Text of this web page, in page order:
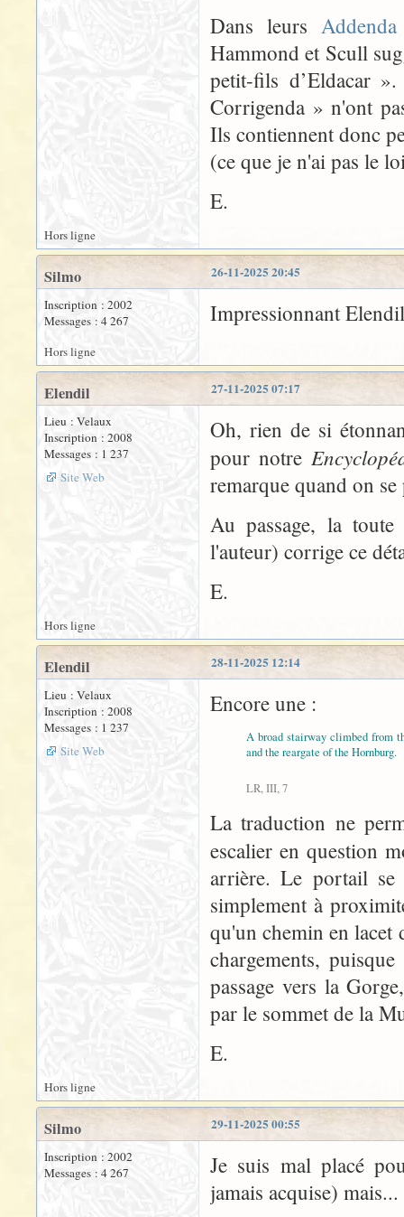
Dans leurs
Hammond et Scull
petit-fils d’Eldacar
Corrigenda » n'ont
Ils contiennent donc
(ce que je n'ai pas le
E.
Hors ligne
26-11-2025 20:45
Silmo
Inscription : 2002
Messages : 4 267
Impressionnant
Hors ligne
27-11-2025 07:17
Elendil
Lieu : Velaux
Inscription : 2008
Messages : 1 237
Site Web
Oh, rien de si
pour notre
remarque quand on
Au passage, la
l'auteur) corrige ce
E.
Hors ligne
28-11-2025 12:14
Elendil
Lieu : Velaux
Inscription : 2008
Messages : 1 237
Site Web
Encore une :
A broad stairway climbed from
and the reargate of the Hornburg.
LR, III, 7
La traduction ne
escalier en question
arrière. Le portail se
simplement à
qu'un chemin en lacet
chargements,
passage vers la
par le sommet de la
E.
Hors ligne
29-11-2025 00:55
Silmo
Inscription : 2002
Messages : 4 267
Je suis mal placé
jamais acquise) mais...